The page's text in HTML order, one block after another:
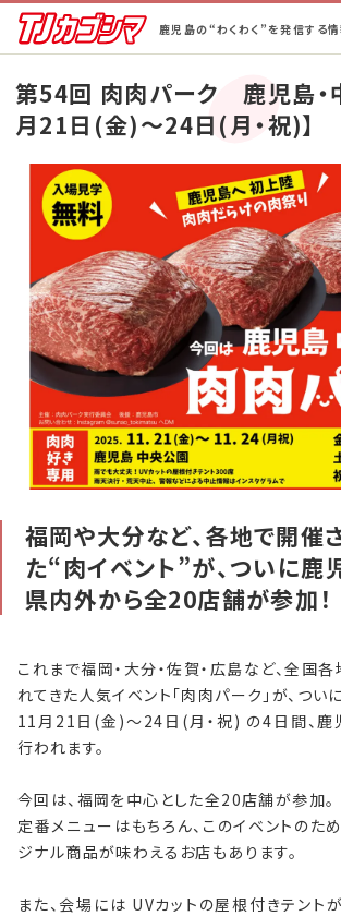
鹿児島の“わくわく”を発信する
ホーム
街ネタ！
ピックアップ
BeCAL鹿児島
TJ半額ゴルフ
TJ半額の宿
蒲生郷タイムズ
特集
自社刊行物
運営会社
プライバシーポリシー
第54回 肉肉パーク 鹿児島・
月21日(金)〜24日(月・祝)】
福岡や大分など、各地で開催
た“肉イベント”が、ついに鹿
県内外から全20店舗が参加！
これまで福岡・大分・佐賀・広島など、全国
れてきた人気イベント「肉肉パーク」が、つい
11月21日(金)〜24日(月・祝) の4日間、鹿
行われます。
今回は、福岡を中心とした全20店舗が参加。
定番メニューはもちろん、このイベントのた
ジナル商品が味わえるお店もあります。
また、会場には UVカットの屋根付きテント